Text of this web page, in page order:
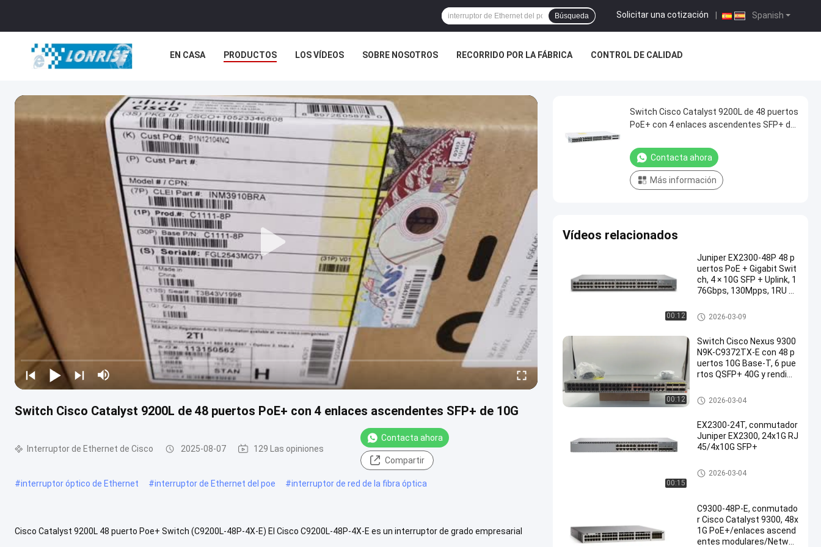
Spanish
Solicitar una cotización
Búsqueda
EN CASA PRODUCTOS LOS VÍDEOS SOBRE NOSOTROS RECORRIDO POR LA FÁBRICA CONTROL DE CALIDAD
Switch Cisco Catalyst 9200L de 48 puertos PoE+ con 4 enlaces ascendentes SFP+ de 10G
Interruptor de Ethernet de Cisco 2025-08-07 129 Las opiniones
Contacta ahora
Compartir
#interruptor óptico de Ethernet #interruptor de Ethernet del poe #interruptor de red de la fibra óptica
Cisco Catalyst 9200L 48 puerto Poe+ Switch (C9200L-48P-4X-E) El Cisco C9200L-48P-4X-E es un interruptor de grado empresarial
Switch Cisco Catalyst 9200L de 48 puertos
PoE+ con 4 enlaces ascendentes SFP+ de
Contacta ahora
Más información
Vídeos relacionados
00:12
Juniper EX2300-48P 48 p
uertos PoE + Gigabit Swit
ch, 4 × 10G SFP + Uplink, 1
76Gbps, 130Mpps, 1RU ad
Interruptor de Ethernet de Cisc
o
2026-03-09
00:12
Switch Cisco Nexus 9300
N9K-C9372TX-E con 48 p
uertos 10G Base-T, 6 pue
rtos QSFP+ 40G y rendimi
Interruptor de Ethernet de Cisc
o
2026-03-04
00:15
EX2300-24T, conmutador
Juniper EX2300, 24x1G RJ
45/4x10G SFP+
Interruptor de Ethernet de Cisc
o
2026-03-04
C9300-48P-E, conmutado
r Cisco Catalyst 9300, 48x
1G PoE+/enlaces ascend
entes modulares/Networ